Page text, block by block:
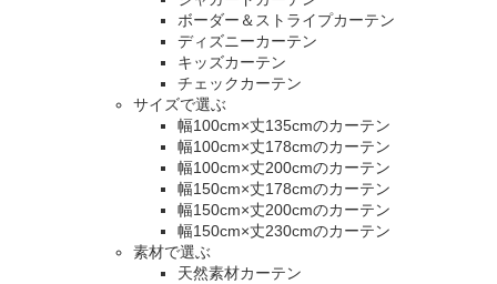
ボーダー＆ストライプカーテン
ディズニーカーテン
キッズカーテン
チェックカーテン
サイズで選ぶ
幅100cm×丈135cmのカーテン
幅100cm×丈178cmのカーテン
幅100cm×丈200cmのカーテン
幅150cm×丈178cmのカーテン
幅150cm×丈200cmのカーテン
幅150cm×丈230cmのカーテン
素材で選ぶ
天然素材カーテン